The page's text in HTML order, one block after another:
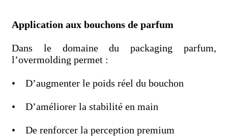
Application aux bouchons de parfum
Dans le domaine du packaging parfum,
l’overmolding permet :
• D’augmenter le poids réel du bouchon
• D’améliorer la stabilité en main
• De renforcer la perception premium